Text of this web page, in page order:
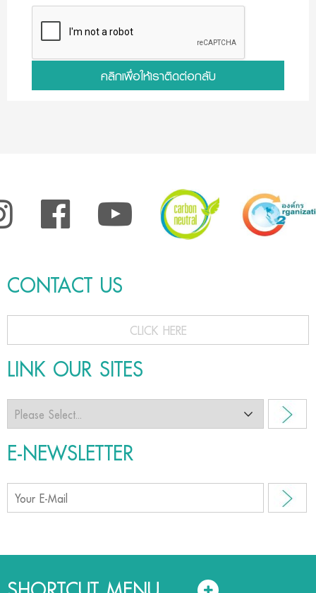
คลิกเพื่อให้เราติดต่อกลับ
CONTACT US
CLICK HERE
LINK OUR SITES
E-NEWSLETTER